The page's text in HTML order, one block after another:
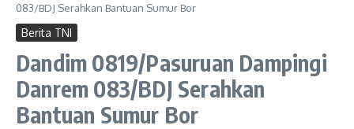
083/BDJ Serahkan Bantuan Sumur Bor
Berita TNI
Dandim 0819/Pasuruan Dampingi
Danrem 083/BDJ Serahkan
Bantuan Sumur Bor